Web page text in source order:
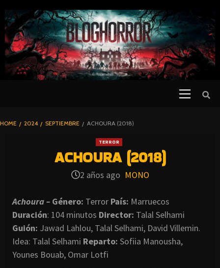
TO
CONTENT
BLOGHORROR
HOME 2024 SEPTIEMBRE ACHOURA (2018)
TERROR
ACHOURA (2018)
2 años ago MONO
Achoura – Género: Terror País: Marruecos
Duración: 104 minutos Director: Talal Selhami
Guión: Jawad Lahlou, Talal Selhami, David Villemin.
Idea: Talal Selhami Reparto: Sofiia Manousha,
Younes Bouab, Omar Lotfi